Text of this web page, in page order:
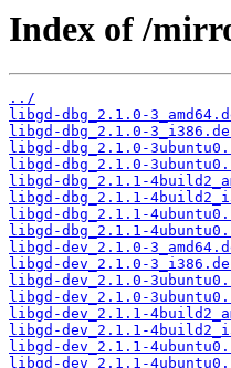
Index of /
../
libgd-dbg_2.1.0-
libgd-dbg_2.1.0-
libgd-dbg_2.1.0-
libgd-dbg_2.1.0-
libgd-dbg_2.1.1-
libgd-dbg_2.1.1-
libgd-dbg_2.1.1-
libgd-dbg_2.1.1-
libgd-dev_2.1.0-
libgd-dev_2.1.0-
libgd-dev_2.1.0-
libgd-dev_2.1.0-
libgd-dev_2.1.1-
libgd-dev_2.1.1-
libgd-dev_2.1.1-
libgd-dev_2.1.1-